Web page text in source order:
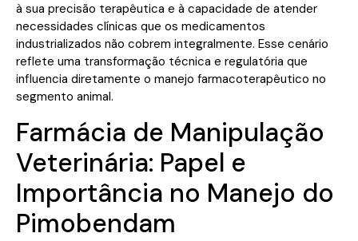
à sua precisão terapêutica e à capacidade de atender
necessidades clínicas que os medicamentos
industrializados não cobrem integralmente. Esse cenário
reflete uma transformação técnica e regulatória que
influencia diretamente o manejo farmacoterapêutico no
segmento animal.
Farmácia de Manipulação
Veterinária: Papel e
Importância no Manejo do
Pimobendam